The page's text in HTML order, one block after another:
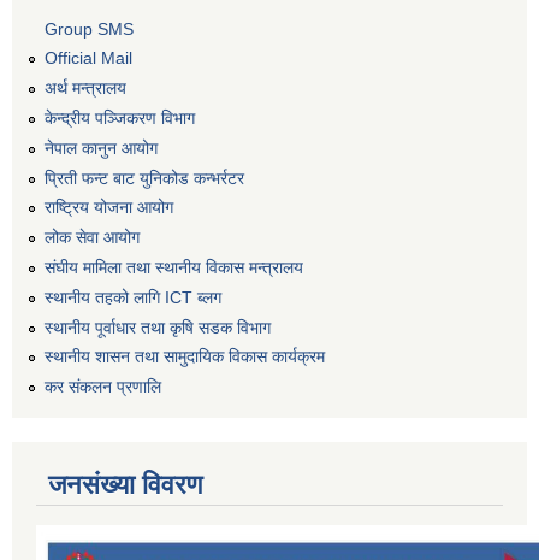
Group SMS
Official Mail
अर्थ मन्त्रालय
केन्द्रीय पञ्जिकरण विभाग
नेपाल कानुन आयोग
प्रिती फन्ट बाट युनिकोड कन्भर्रटर
राष्ट्रिय योजना आयोग
लोक सेवा आयोग
संघीय मामिला तथा स्थानीय विकास मन्त्रालय
स्थानीय तहको लागि ICT ब्लग
स्थानीय पूर्वाधार तथा कृषि सडक विभाग
स्थानीय शासन तथा सामुदायिक विकास कार्यक्रम
कर स‌ंकलन प्रणालि
जनसंख्या विवरण